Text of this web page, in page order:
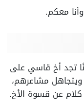
معكم.
تجد أخ قاسي على
مشاعرهم،
عن قسوة الأخ.